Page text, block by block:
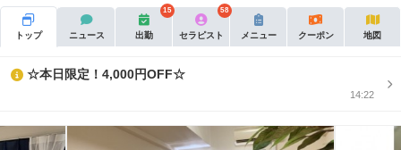
トップ ニュース 出勤
15
セラピスト
58
メニュー クーポン 地図
☆本日限定！4,000円OFF☆
14:22